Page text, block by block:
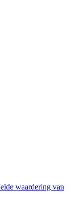
waardering van